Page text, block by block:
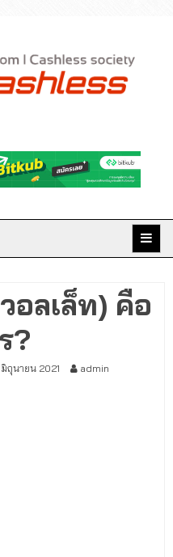
มิติใหม่
คดิจิทัล
อลเล็ท) คือ
?
ถุนายน 2021 admin